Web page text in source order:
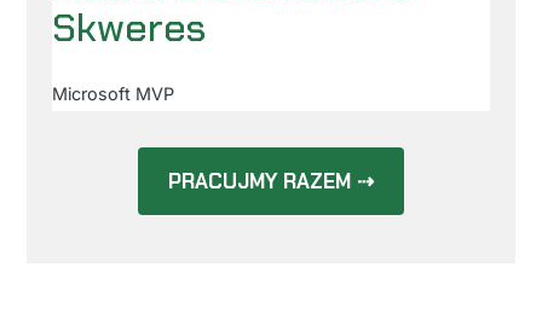
Skweres
Microsoft MVP
PRACUJMY RAZEM ⇢